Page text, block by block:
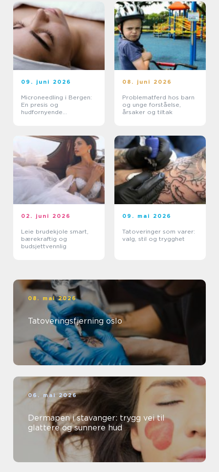
09. juni 2026
Microneedling i Bergen:
En presis og
hudfornyende
08. juni 2026
Problematferd hos barn
og unge forståelse,
årsaker og tiltak
02. juni 2026
Leie brudekjole smart,
bærekraftig og
budsjettvennlig
09. mai 2026
Tatoveringer som varer:
valg, stil og trygghet
08. mai 2026
Tatoveringsfjerning oslo
06. mai 2026
Dermapen i stavanger: trygg vei til
glattere og sunnere hud